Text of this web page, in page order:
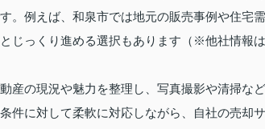
。例えば、和泉市では地元の販売事例や住宅需
じっくり進める選択もあります（※他社情報は
産の現況や魅力を整理し、写真撮影や清掃など
件に対して柔軟に対応しながら、自社の売却サ